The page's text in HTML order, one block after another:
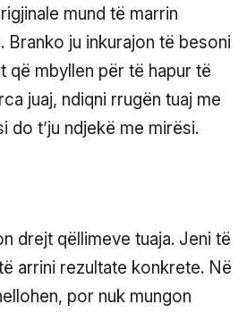
mund të marrin
Branko ju inkurajon të besoni
që mbyllen për të hapur të
juaj, ndiqni rrugën tuaj me
do t’ju ndjekë me mirësi.
drejt qëllimeve tuaja. Jeni të
arrini rezultate konkrete. Në
por nuk mungon